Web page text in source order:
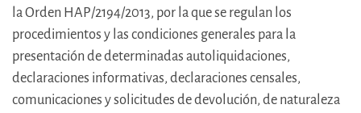
la Orden HAP/2194/2013, por la que se regulan los
procedimientos y las condiciones generales para la
presentación de determinadas autoliquidaciones,
declaraciones informativas, declaraciones censales,
comunicaciones y solicitudes de devolución, de naturaleza